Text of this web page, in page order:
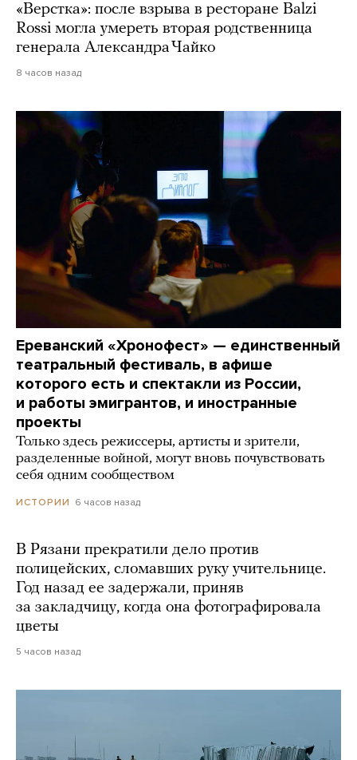
«Верстка»: после взрыва в ресторане Balzi
Rossi могла умереть вторая родственница
генерала Александра Чайко
8 часов назад
Ереванский «Хронофест» — единственный
театральный фестиваль, в афише
которого есть и спектакли из России,
и работы эмигрантов, и иностранные
проекты
Только здесь режиссеры, артисты и зрители,
разделенные войной, могут вновь почувствовать
себя одним сообществом
ИСТОРИИ 6 часов назад
В Рязани прекратили дело против
полицейских, сломавших руку учительнице.
Год назад ее задержали, приняв
за закладчицу, когда она фотографировала
цветы
5 часов назад